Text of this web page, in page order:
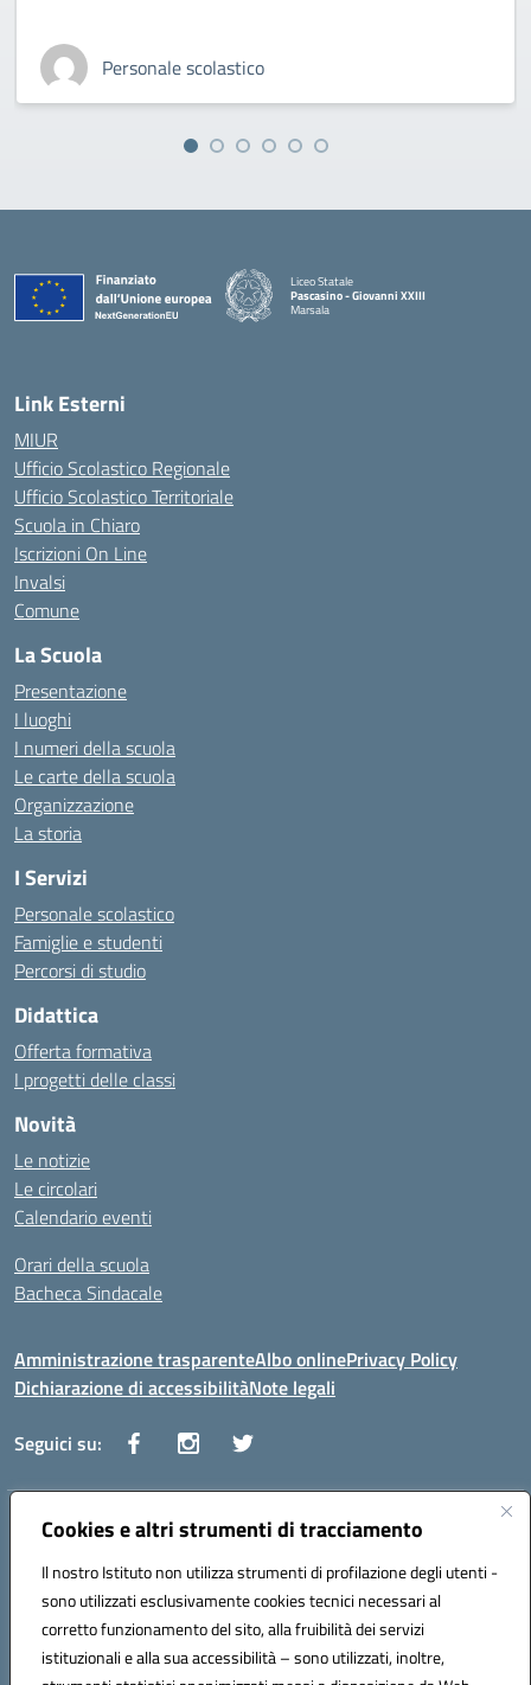
Cookies e altri strumenti di tracciamento
Il nostro Istituto non utilizza strumenti di profilazione degli utenti -
sono utilizzati esclusivamente cookies tecnici necessari al
corretto funzionamento del sito, alla fruibilità dei servizi
istituzionali e alla sua accessibilità – sono utilizzati, inoltre,
Personale scolastico
Liceo Statale
Pascasino - Giovanni XXIII
Marsala
Link Esterni
MIUR
Ufficio Scolastico Regionale
Ufficio Scolastico Territoriale
Scuola in Chiaro
Iscrizioni On Line
Invalsi
Comune
La Scuola
Presentazione
I luoghi
I numeri della scuola
Le carte della scuola
Organizzazione
La storia
I Servizi
Personale scolastico
Famiglie e studenti
Percorsi di studio
Didattica
Offerta formativa
I progetti delle classi
Novità
Le notizie
Le circolari
Calendario eventi
Orari della scuola
Bacheca Sindacale
Amministrazione trasparenteAlbo onlinePrivacy Policy
Dichiarazione di accessibilitàNote legali
Seguici su:
Indirizzo:Via Vaccari n.5 e Via Falcone n.20 - 91025 Marsala
Posta elettronica certificata (PEC):tppm03000q@pec.istruzione.it
Codice fiscale: 82004490817
Codice meccanografico: TPPM03000Q